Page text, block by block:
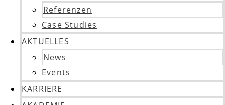
Referenzen
Case Studies
AKTUELLES
News
Events
KARRIERE